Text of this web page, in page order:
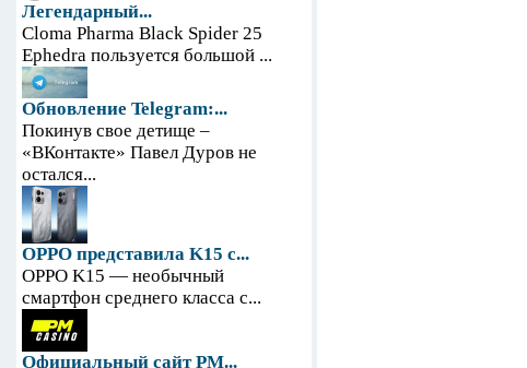
Легендарный...
Cloma Pharma Black Spider 25
Ephedra пользуется большой ...
Обновление Telegram:...
Покинув свое детище –
«ВКонтакте» Павел Дуров не
остался...
OPPO представила K15 с...
OPPO K15 — необычный
смартфон среднего класса с...
Официальный сайт PM...